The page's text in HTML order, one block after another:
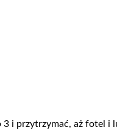
i przytrzymać, aż fotel i